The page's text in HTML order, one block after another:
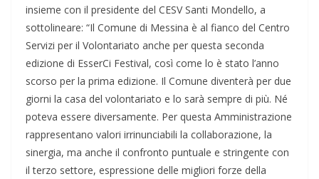
insieme con il presidente del CESV Santi Mondello, a
sottolineare: “Il Comune di Messina è al fianco del Centro
Servizi per il Volontariato anche per questa seconda
edizione di EsserCi Festival, così come lo è stato l’anno
scorso per la prima edizione. Il Comune diventerà per due
giorni la casa del volontariato e lo sarà sempre di più. Né
poteva essere diversamente. Per questa Amministrazione
rappresentano valori irrinunciabili la collaborazione, la
sinergia, ma anche il confronto puntuale e stringente con
il terzo settore, espressione delle migliori forze della